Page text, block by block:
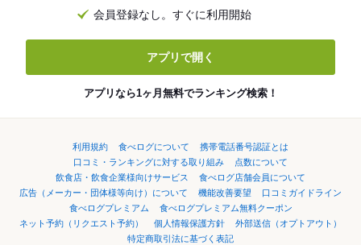
会員登録なし。すぐに利用開始
アプリで開く
アプリなら1ヶ月無料でランキング検索！
利用規約 食べログについて
携帯電話番号認証とは
口コミ・ランキングに対する取り組み
点数について
飲食店・飲食企業様向けサービス
食べログ店舗会員について
広告（メーカー・団体様等向け）について
機能改善要望
口コミガイドライン
食べログプレミアム
食べログプレミアム無料クーポン
ネット予約（リクエスト予約）
個人情報保護方針
外部送信（オプトアウト）
特定商取引法に基づく表記